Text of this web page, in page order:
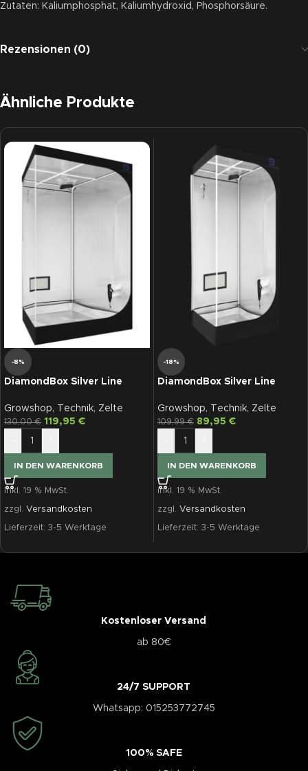
Zutaten: Kaliumphosphat, Kaliumhydroxid, Phosphorsäure.
Rezensionen (0)
Ähnliche Produkte
-8%
DiamondBox Silver Line
Growshop, Technik, Zelte
130,00€ 119,95 €
IN DEN WARENKORB
inkl. 19 % MwSt.
zzgl. Versandkosten
Lieferzeit: 3-5 Werktage
-18%
DiamondBox Silver Line
Growshop, Technik, Zelte
109,99€ 89,95 €
IN DEN WARENKORB
inkl. 19 % MwSt.
zzgl. Versandkosten
Lieferzeit: 3-5 Werktage
Kostenloser Versand
ab 80€
24/7 SUPPORT
Whatsapp: 015253772745
100% SAFE